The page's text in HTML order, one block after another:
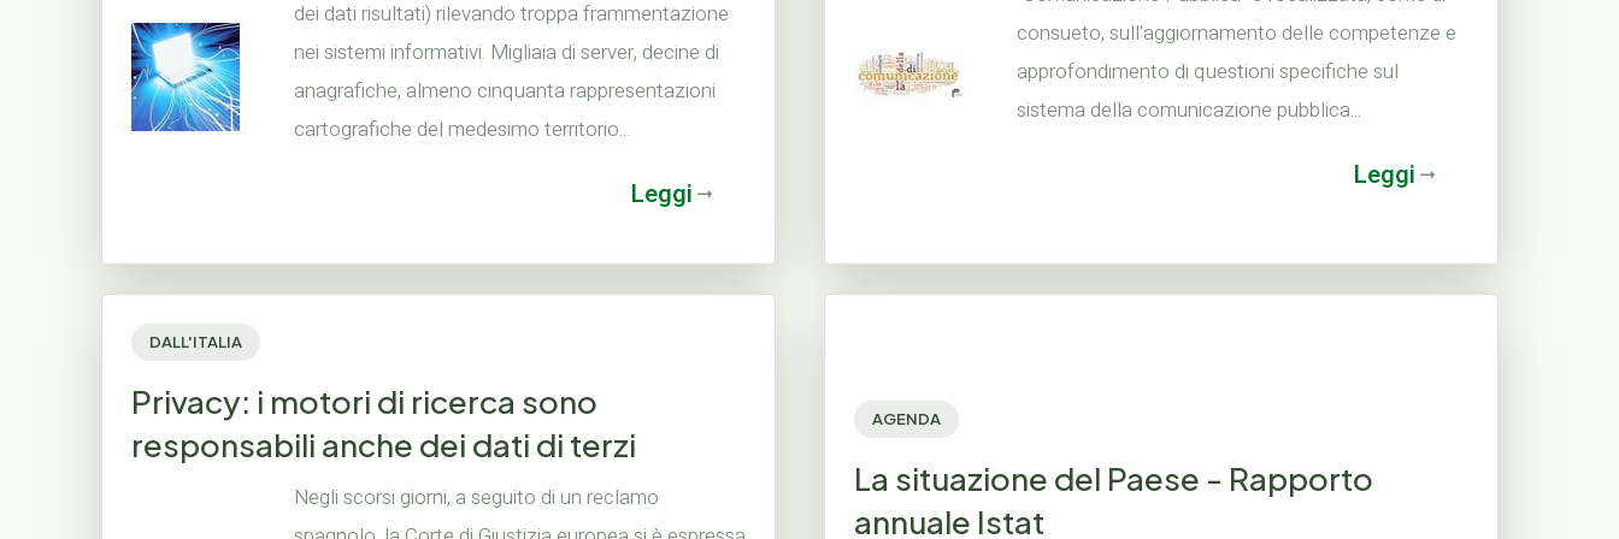
dei dati risultati) rilevando troppa frammentazione
nei sistemi informativi. Migliaia di server, decine di
anagrafiche, almeno cinquanta rappresentazioni
cartografiche del medesimo territorio...
Leggi
consueto, sull'aggiornamento delle competenze e
approfondimento di questioni specifiche sul
sistema della comunicazione pubblica...
Leggi
DALL'ITALIA
Privacy: i motori di ricerca sono
responsabili anche dei dati di terzi
Negli scorsi giorni, a seguito di un reclamo
AGENDA
La situazione del Paese - Rapporto
annuale Istat